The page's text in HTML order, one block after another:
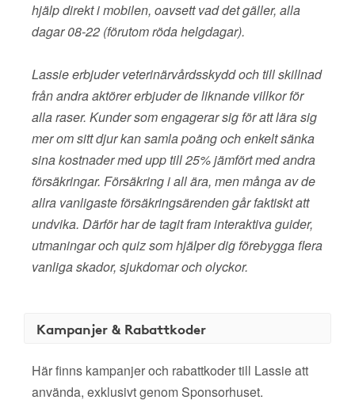
hjälp direkt i mobilen, oavsett vad det gäller, alla
dagar 08-22 (förutom röda helgdagar).
Lassie erbjuder veterinärvårdsskydd och till skillnad
från andra aktörer erbjuder de liknande villkor för
alla raser. Kunder som engagerar sig för att lära sig
mer om sitt djur kan samla poäng och enkelt sänka
sina kostnader med upp till 25% jämfört med andra
försäkringar. Försäkring i all ära, men många av de
allra vanligaste försäkringsärenden går faktiskt att
undvika. Därför har de tagit fram interaktiva guider,
utmaningar och quiz som hjälper dig förebygga flera
vanliga skador, sjukdomar och olyckor.
Kampanjer & Rabattkoder
Här finns kampanjer och rabattkoder till Lassie att
använda, exklusivt genom Sponsorhuset.